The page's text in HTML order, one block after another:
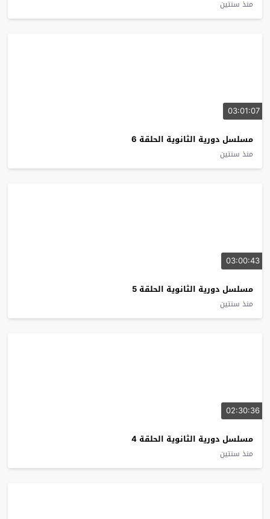
منذ سنتين
03:01:07
مسلسل دورية الثانوية الحلقة 6
منذ سنتين
03:00:43
مسلسل دورية الثانوية الحلقة 5
منذ سنتين
02:30:36
مسلسل دورية الثانوية الحلقة 4
منذ سنتين